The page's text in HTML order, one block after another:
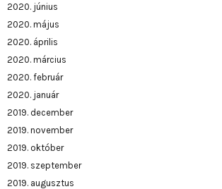
2020. június
2020. május
2020. április
2020. március
2020. február
2020. január
2019. december
2019. november
2019. október
2019. szeptember
2019. augusztus